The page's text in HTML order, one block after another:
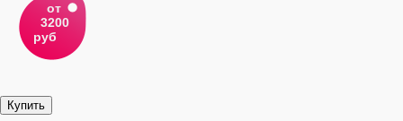
от
3200
руб